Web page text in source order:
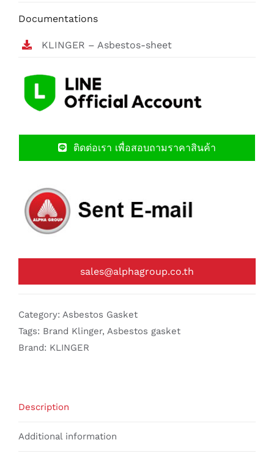
Documentations
KLINGER – Asbestos-sheet
ติดต่อเรา เพื่อสอบถามราคาสินค้า
sales@alphagroup.co.th
Category: Asbestos Gasket
Tags: Brand Klinger, Asbestos gasket
Brand: KLINGER
Description
Additional information